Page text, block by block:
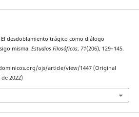
El desdoblamiento trágico como diálogo
misma. Estudios Filosóficos, 71(206), 129–145.
ojs/article/view/1447 (Original
2022)